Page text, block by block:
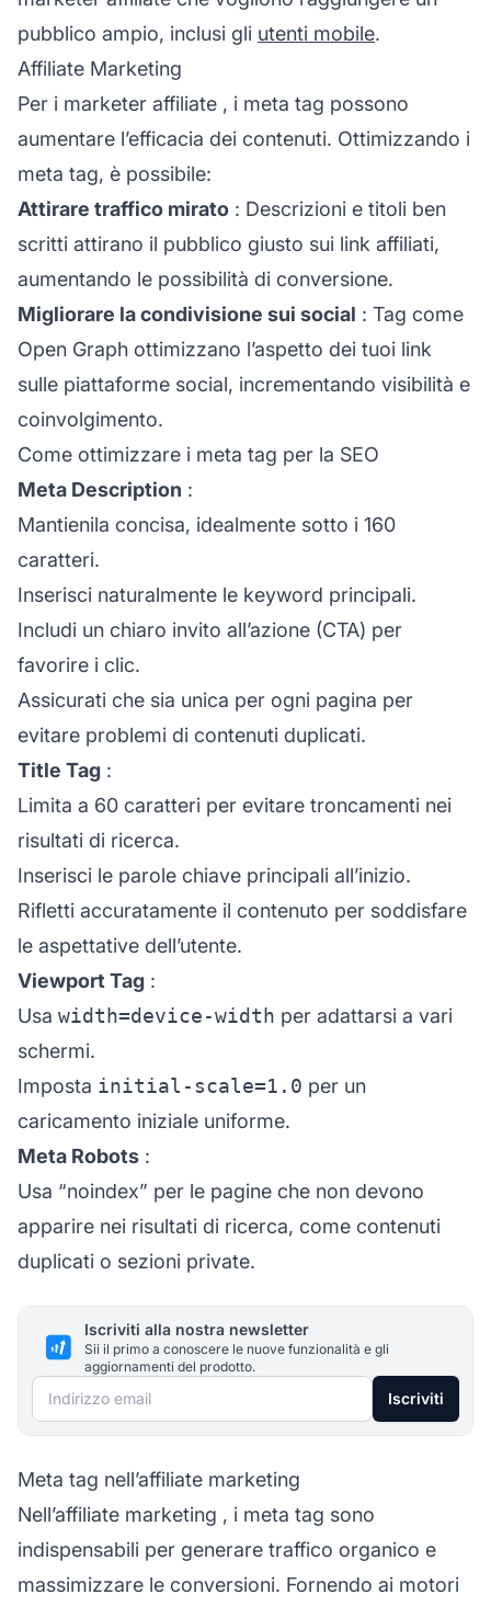
pubblico ampio, inclusi gli utenti mobile.
Affiliate Marketing
Per i marketer affiliate , i meta tag possono
aumentare l’efficacia dei contenuti. Ottimizzando i
meta tag, è possibile:
Attirare traffico mirato : Descrizioni e titoli ben
scritti attirano il pubblico giusto sui link affiliati,
aumentando le possibilità di conversione.
Migliorare la condivisione sui social : Tag come
Open Graph ottimizzano l’aspetto dei tuoi link
sulle piattaforme social, incrementando visibilità e
coinvolgimento.
Come ottimizzare i meta tag per la SEO
Meta Description :
Mantienila concisa, idealmente sotto i 160
caratteri.
Inserisci naturalmente le keyword principali.
Includi un chiaro invito all’azione (CTA) per
favorire i clic.
Assicurati che sia unica per ogni pagina per
evitare problemi di contenuti duplicati.
Title Tag :
Limita a 60 caratteri per evitare troncamenti nei
risultati di ricerca.
Inserisci le parole chiave principali all’inizio.
Rifletti accuratamente il contenuto per soddisfare
le aspettative dell’utente.
Viewport Tag :
Usa width=device-width per adattarsi a vari
schermi.
Imposta initial-scale=1.0 per un
caricamento iniziale uniforme.
Meta Robots :
Usa “noindex” per le pagine che non devono
apparire nei risultati di ricerca, come contenuti
duplicati o sezioni private.
Iscriviti alla nostra newsletter
Sii il primo a conoscere le nuove funzionalità e gli
aggiornamenti del prodotto.
Indirizzo email Iscriviti
Meta tag nell’affiliate marketing
Nell’affiliate marketing , i meta tag sono
indispensabili per generare traffico organico e
massimizzare le conversioni. Fornendo ai motori